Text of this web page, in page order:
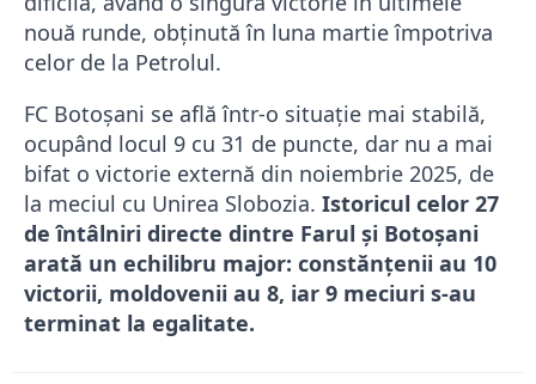
nouă runde, obținută în luna martie împotriva
celor de la Petrolul.
FC Botoșani se află într-o situație mai stabilă,
ocupând locul 9 cu 31 de puncte, dar nu a mai
bifat o victorie externă din noiembrie 2025, de
la meciul cu Unirea Slobozia. Istoricul celor 27
de întâlniri directe dintre Farul și Botoșani
arată un echilibru major: constănțenii au 10
victorii, moldovenii au 8, iar 9 meciuri s-au
terminat la egalitate.